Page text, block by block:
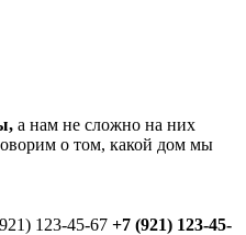
а нам не сложно на них
о том, какой дом мы
921) 123-45-67 +7 (921) 123-45-